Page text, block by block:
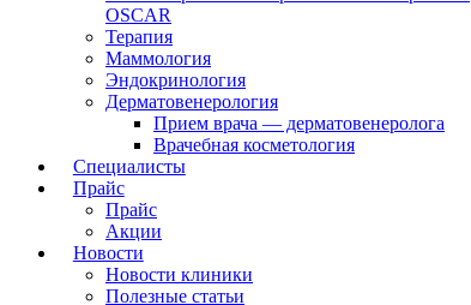
OSCAR
Терапия
Маммология
Эндокринология
Дерматовенерология
Прием врача — дерматовенеролога
Врачебная косметология
Специалисты
Прайс
Прайс
Акции
Новости
Новости клиники
Полезные статьи